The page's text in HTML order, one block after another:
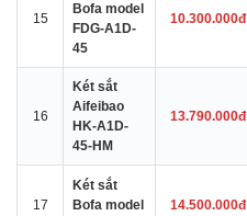
15
Bofa model
FDG-A1D-
45
10.300.000đ
16
Két sắt
Aifeibao
HK-A1D-
45-HM
13.790.000đ
17
Két sắt
Bofa model
14.500.000đ